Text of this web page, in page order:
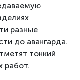
разные
до авангарда.
тонкий
работ.